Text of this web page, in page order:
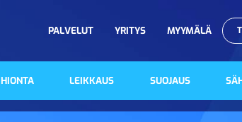
PALVELUT YRITYS MYYMÄLÄ
HIONTA LEIKKAUS SUOJAUS